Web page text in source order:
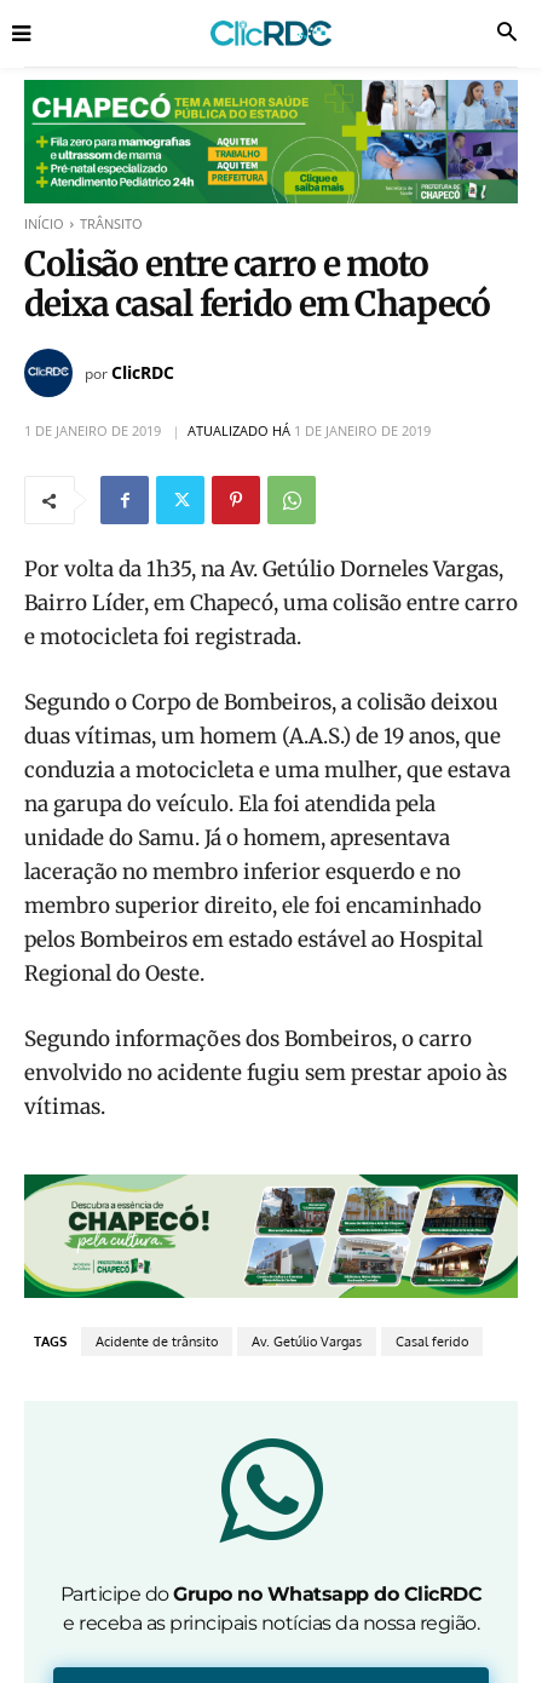
INÍCIO TRÂNSITO
Colisão entre carro e moto
deixa casal ferido em Chapecó
porClicRDC
1 DE JANEIRO DE 2019 ATUALIZADO HÁ 1 DE JANEIRO DE 2019
Por volta da 1h35, na Av. Getúlio Dorneles Vargas,
Bairro Líder, em Chapecó, uma colisão entre carro
e motocicleta foi registrada.
Segundo o Corpo de Bombeiros, a colisão deixou
duas vítimas, um homem (A.A.S.) de 19 anos, que
conduzia a motocicleta e uma mulher, que estava
na garupa do veículo. Ela foi atendida pela
unidade do Samu. Já o homem, apresentava
laceração no membro inferior esquerdo e no
membro superior direito, ele foi encaminhado
pelos Bombeiros em estado estável ao Hospital
Regional do Oeste.
Segundo informações dos Bombeiros, o carro
envolvido no acidente fugiu sem prestar apoio às
vítimas.
TAGS Acidente de trânsito Av. Getúlio Vargas Casal ferido
Participe doGrupo no Whatsapp do ClicRDC
e receba as principais notícias da nossa região.